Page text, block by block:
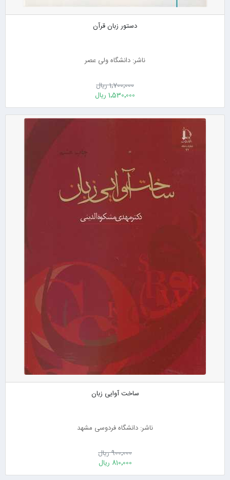
دستور زبان قرآن
ناشر: دانشگاه ولی عصر
1٬700٬000 ریال
1٬530٬000 ریال
ساخت آوایی زبان
ناشر: دانشگاه فردوسی مشهد
900٬000 ریال
810٬000 ریال